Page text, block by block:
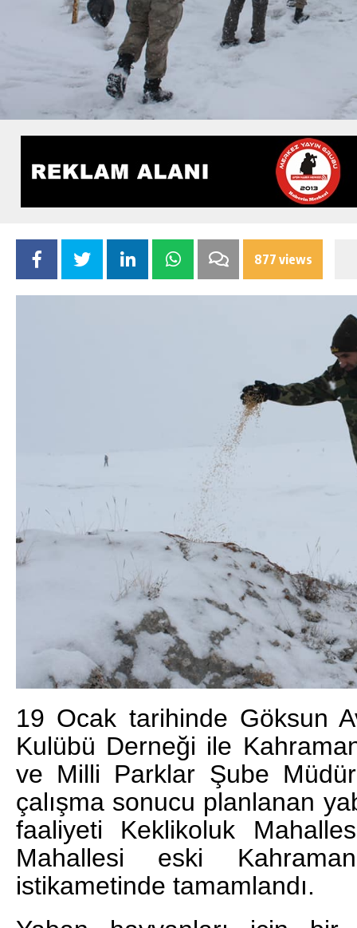
877 views
19 Ocak tarihinde Göksun
Kulübü Derneği ile
ve Milli Parklar Şube
çalışma sonucu planlanan
faaliyeti Keklikoluk
Mahallesi eski
istikametinde tamamlandı.
GÜNLÜK HABER AKIŞI
GÖKSUN HAFIZLIK KIZ KUR’AN KURSU
ÖĞRENCILERINE DARENDE GEZISI.